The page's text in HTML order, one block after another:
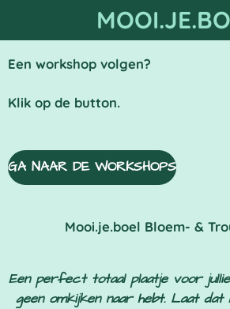
direct
naar
hoofdinhoud
Een workshop volgen?
Klik op de button.
GA NAAR DE WORKSHOPS
Mooi.je.boel Bloem- &
Een perfect totaal plaatje voor
geen omkijken naar hebt. Laat dat